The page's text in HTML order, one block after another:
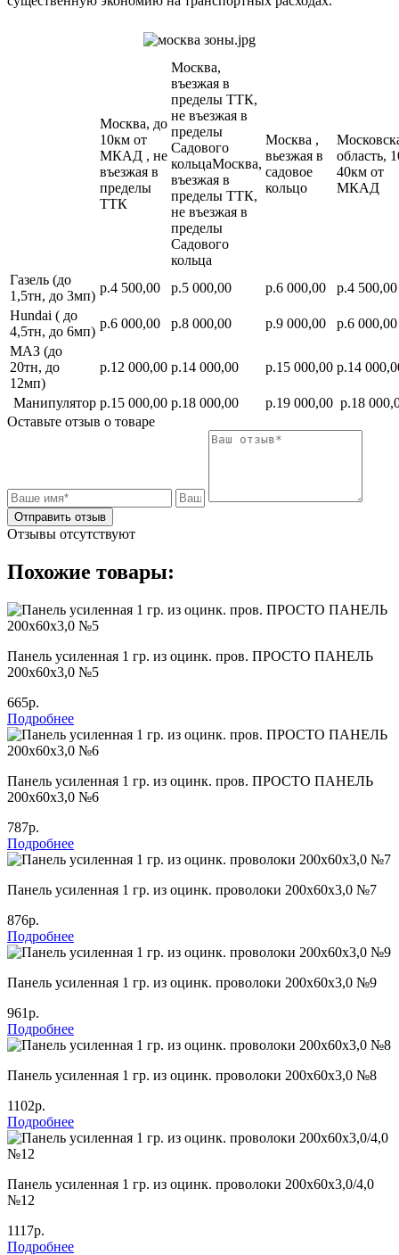
Москва, до
10км от
МКАД , не
въезжая в
пределы
ТТК
Москва,
въезжая в
пределы ТТК,
не въезжая в
пределы
Садового
кольцаМосква,
въезжая в
пределы ТТК,
не въезжая в
пределы
Садового
кольца
Москва ,
вьезжая в
садовое
кольцо
область,
40км от
МКАД
Газель (до
1,5тн, до 3мп)
р.4 500,00 р.5 000,00 р.6 000,00
р.4 500,00
Hundai ( до
4,5тн, до 6мп)
р.6 000,00 р.8 000,00 р.9 000,00
р.6 000,00
МАЗ (до
20тн, до
12мп)
р.12 000,00 р.14 000,00 р.15 000,00 р.14
Манипулятор р.15 000,00 р.18 000,00 р.19 000,00 р.18
Оставьте отзыв о товаре
Отправить отзыв
Отзывы отсутствуют
Похожие товары:
Панель усиленная 1 гр. из оцинк. пров. ПРОСТО ПАНЕЛЬ
200х60х3,0 №5
665р.
Подробнее
Панель усиленная 1 гр. из оцинк. пров. ПРОСТО ПАНЕЛЬ
200х60х3,0 №6
787р.
Подробнее
Панель усиленная 1 гр. из оцинк. проволоки 200х60х3,0 №7
876р.
Подробнее
Панель усиленная 1 гр. из оцинк. проволоки 200х60х3,0 №9
961р.
Подробнее
Панель усиленная 1 гр. из оцинк. проволоки 200х60х3,0 №8
1102р.
Подробнее
Панель усиленная 1 гр. из оцинк. проволоки 200х60х3,0/4,0
№12
1117р.
Подробнее